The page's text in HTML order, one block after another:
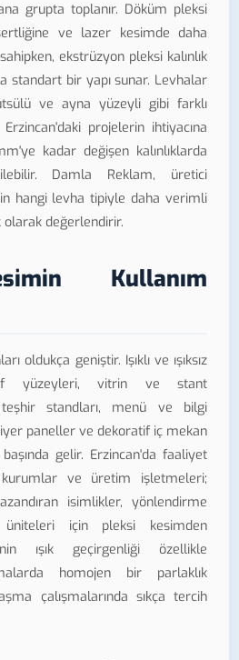
grupta toplanır. Döküm pleksi
ve lazer kesimde daha
ekstrüzyon pleksi kalınlık
standart bir yapı sunar. Levhalar
ve ayna yüzeyli gibi farklı
projelerin ihtiyacına
kadar değişen kalınlıklarda
Damla Reklam, üretici
hangi levha tipiyle daha verimli
değerlendirir.
Kullanım
oldukça geniştir. Işıklı ve ışıksız
yüzeyleri, vitrin ve stant
standları, menü ve bilgi
paneller ve dekoratif iç mekan
gelir. Erzincan'da faaliyet
ve üretim işletmeleri;
isimlikler, yönlendirme
için pleksi kesimden
ışık geçirgenliği özellikle
homojen bir parlaklık
çalışmalarında sıkça tercih